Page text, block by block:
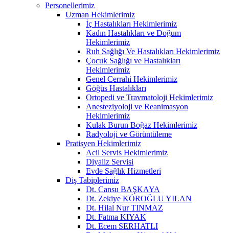
Personellerimiz
Uzman Hekimlerimiz
İç Hastalıkları Hekimlerimiz
Kadın Hastalıkları ve Doğum
Hekimlerimiz
Ruh Sağlığı Ve Hastalıkları Hekimlerimiz
Çocuk Sağlığı ve Hastalıkları
Hekimlerimiz
Genel Cerrahi Hekimlerimiz
Göğüs Hastalıkları
Ortopedi ve Travmatoloji Hekimlerimiz
Anesteziyoloji ve Reanimasyon
Hekimlerimiz
Kulak Burun Boğaz Hekimlerimiz
Radyoloji ve Görüntüleme
Pratisyen Hekimlerimiz
Acil Servis Hekimlerimiz
Diyaliz Servisi
Evde Sağlık Hizmetleri
Diş Tabiplerimiz
Dt. Cansu BAŞKAYA
Dt. Zekiye KÖROĞLU YILAN
Dt. Hilal Nur TINMAZ
Dt. Fatma KIYAK
Dt. Ecem SERHATLI